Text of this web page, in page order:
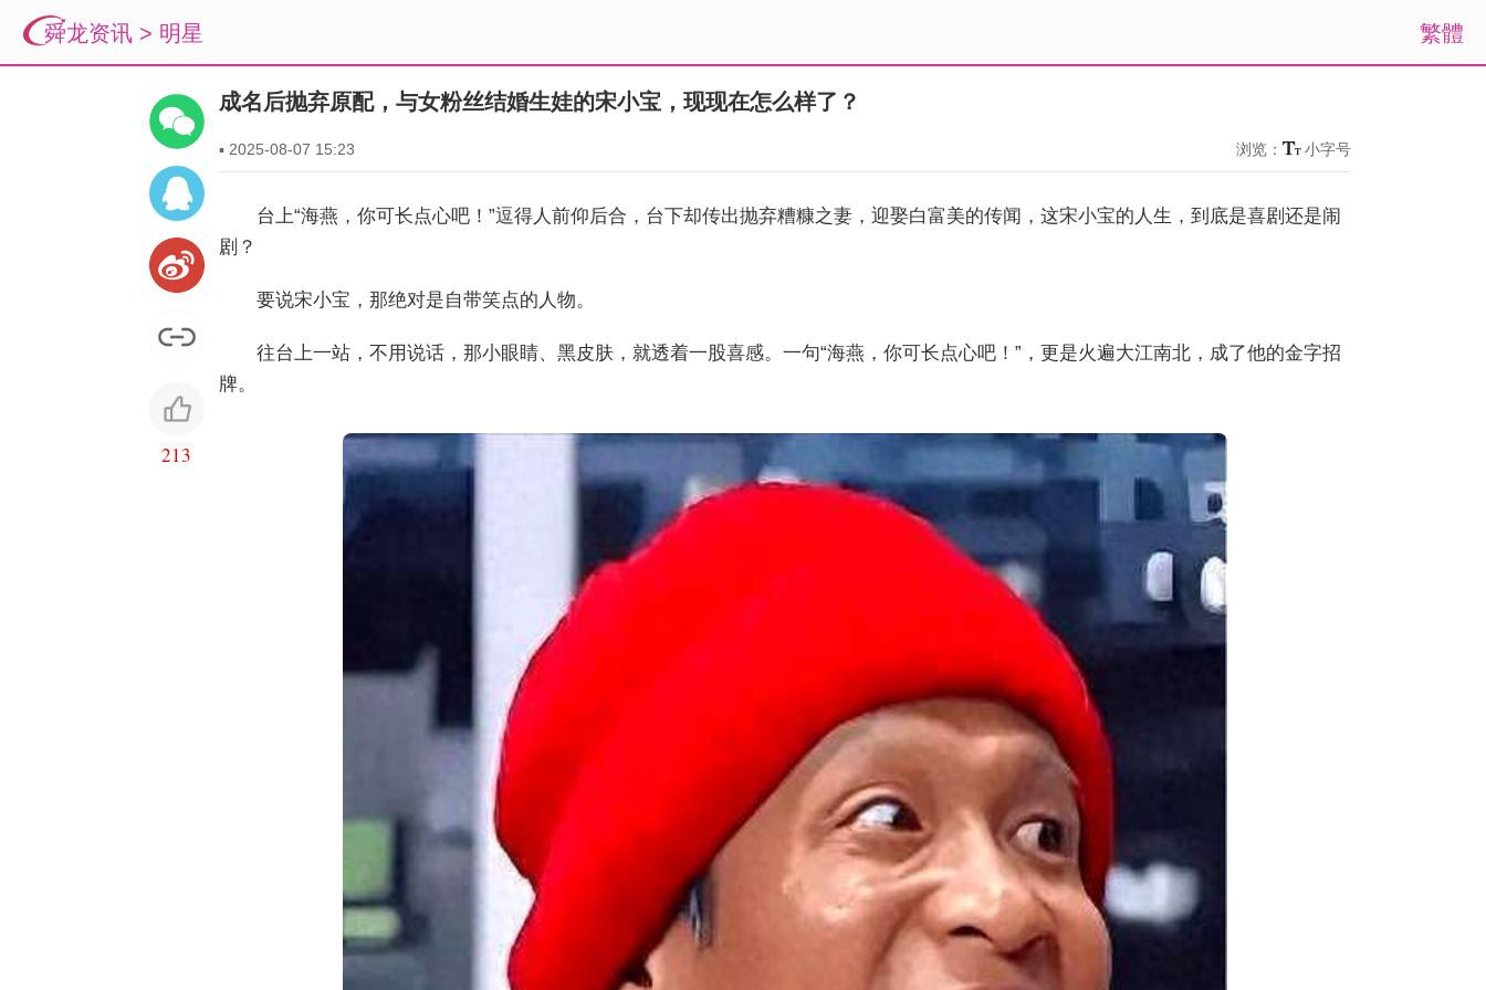
繁體
舜龙资讯 > 明星
213
成名后抛弃原配，与女粉丝结婚生娃的宋小宝，现现在怎么样了？
▪ 2025-08-07 15:23 浏览： 小字号
台上“海燕，你可长点心吧！”逗得人前仰后合，台下却传出抛弃糟糠之妻，迎娶白富美的传闻，这宋小宝的人生，到底是喜剧还是闹
剧？
要说宋小宝，那绝对是自带笑点的人物。
往台上一站，不用说话，那小眼睛、黑皮肤，就透着一股喜感。一句“海燕，你可长点心吧！”，更是火遍大江南北，成了他的金字招
牌。